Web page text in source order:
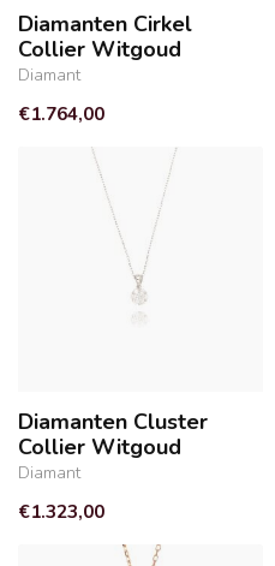
Diamanten Cirkel
Collier Witgoud
Diamant
€1.764,00
Diamanten Cluster
Collier Witgoud
Diamant
€1.323,00